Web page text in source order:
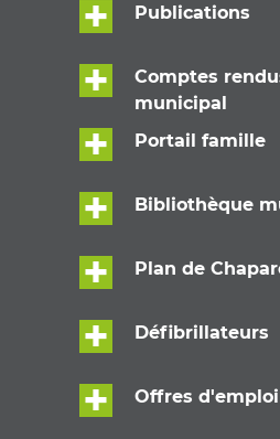
Publications
Comptes
municipal
Portail famille
Bibliothèque
Plan de
Défibrillateurs
Offres d'emploi